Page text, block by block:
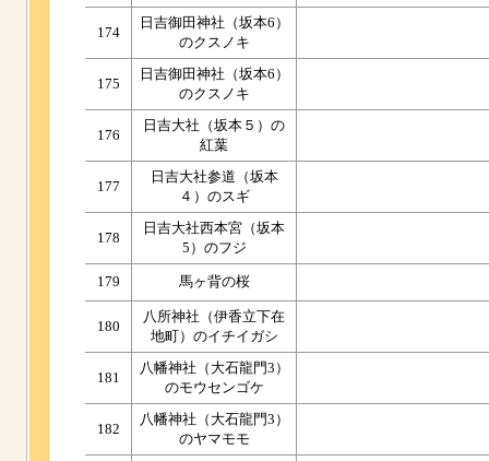
174
日吉御田神社（坂本6）
のクスノキ
175
日吉御田神社（坂本6）
のクスノキ
176
日吉大社（坂本５）の
紅葉
177
日吉大社参道（坂本
４）のスギ
178
日吉大社西本宮（坂本
5）のフジ
179 馬ヶ背の桜
180
八所神社（伊香立下在
地町）のイチイガシ
181
八幡神社（大石龍門3）
のモウセンゴケ
182
八幡神社（大石龍門3）
のヤマモモ